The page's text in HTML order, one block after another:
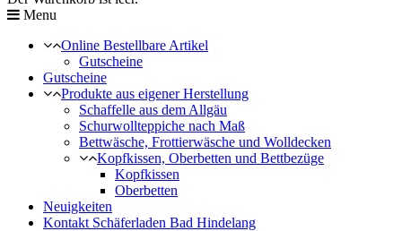
Menu
Online Bestellbare Artikel
Gutscheine
Gutscheine
Produkte aus eigener Herstellung
Schaffelle aus dem Allgäu
Schurwollteppiche nach Maß
Bettwäsche, Frottierwäsche und Wolldecken
Kopfkissen, Oberbetten und Bettbezüge
Kopfkissen
Oberbetten
Neuigkeiten
Kontakt Schäferladen Bad Hindelang